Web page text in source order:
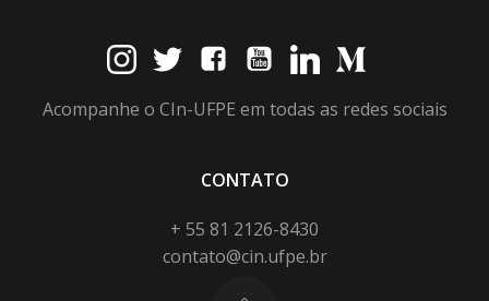
Acompanhe o CIn-UFPE em todas as redes sociais
CONTATO
+ 55 81 2126-8430
contato@cin.ufpe.br